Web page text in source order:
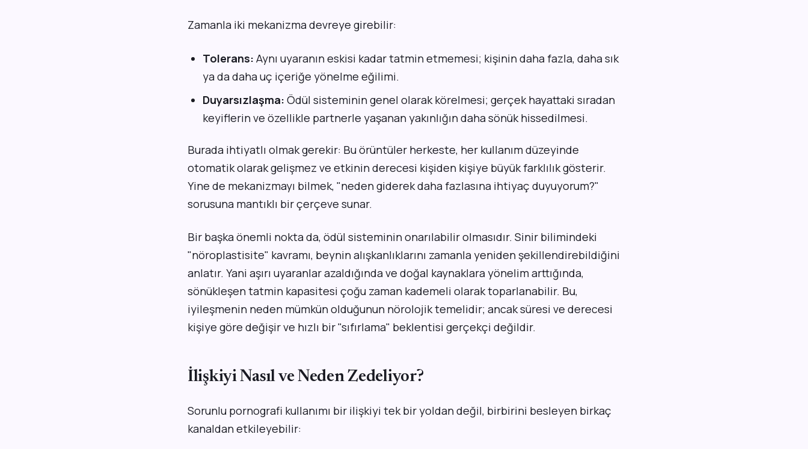
Zamanla iki mekanizma devreye girebilir:
Tolerans: Aynı uyaranın eskisi kadar tatmin etmemesi; kişinin daha fazla, daha sık
ya da daha uç içeriğe yönelme eğilimi.
Duyarsızlaşma: Ödül sisteminin genel olarak körelmesi; gerçek hayattaki sıradan
keyiflerin ve özellikle partnerle yaşanan yakınlığın daha sönük hissedilmesi.
Burada ihtiyatlı olmak gerekir: Bu örüntüler herkeste, her kullanım düzeyinde
otomatik olarak gelişmez ve etkinin derecesi kişiden kişiye büyük farklılık gösterir.
Yine de mekanizmayı bilmek, "neden giderek daha fazlasına ihtiyaç duyuyorum?"
sorusuna mantıklı bir çerçeve sunar.
Bir başka önemli nokta da, ödül sisteminin onarılabilir olmasıdır. Sinir bilimindeki
"nöroplastisite" kavramı, beynin alışkanlıklarını zamanla yeniden şekillendirebildiğini
anlatır. Yani aşırı uyaranlar azaldığında ve doğal kaynaklara yönelim arttığında,
sönükleşen tatmin kapasitesi çoğu zaman kademeli olarak toparlanabilir. Bu,
iyileşmenin neden mümkün olduğunun nörolojik temelidir; ancak süresi ve derecesi
kişiye göre değişir ve hızlı bir "sıfırlama" beklentisi gerçekçi değildir.
İlişkiyi Nasıl ve Neden Zedeliyor?
Sorunlu pornografi kullanımı bir ilişkiyi tek bir yoldan değil, birbirini besleyen birkaç
kanaldan etkileyebilir: